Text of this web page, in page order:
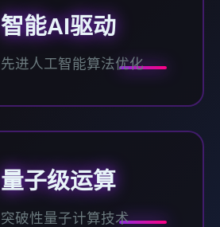
智能AI驱动
先进人工智能算法优化
量子级运算
突破性量子计算技术